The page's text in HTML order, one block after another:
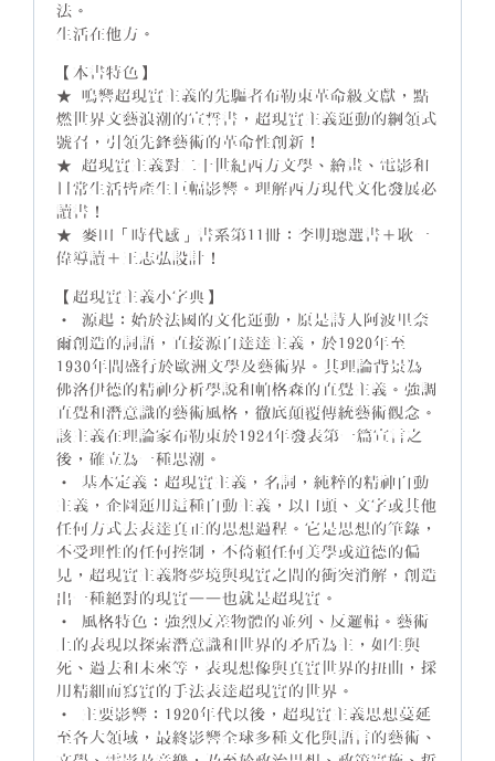
法。
生活在他方。
【本書特色】
★ 鳴響超現實主義的先驅者布勒東革命級文獻，點
燃世界文藝浪潮的宣誓書，超現實主義運動的綱領式
號召，引領先鋒藝術的革命性創新！
★ 超現實主義對二十世紀西方文學、繪畫、電影和
日常生活皆產生巨幅影響。理解西方現代文化發展必
讀書！
★ 麥田「時代感」書系第11冊：李明璁選書＋耿一
偉導讀＋王志弘設計！
【超現實主義小字典】
• 源起：始於法國的文化運動，原是詩人阿波里奈
爾創造的詞語，直接源自達達主義，於1920年至
1930年間盛行於歐洲文學及藝術界。其理論背景為
佛洛伊德的精神分析學說和帕格森的直覺主義。強調
直覺和潛意識的藝術風格，徹底顛覆傳統藝術觀念。
該主義在理論家布勒東於1924年發表第一篇宣言之
後，確立為一種思潮。
• 基本定義：超現實主義，名詞，純粹的精神自動
主義，企圖運用這種自動主義，以口頭、文字或其他
任何方式去表達真正的思想過程。它是思想的筆錄，
不受理性的任何控制，不倚賴任何美學或道德的偏
見，超現實主義將夢境與現實之間的衝突消解，創造
出一種絕對的現實——也就是超現實。
• 風格特色：強烈反差物體的並列、反邏輯。藝術
上的表現以探索潛意識和世界的矛盾為主，如生與
死、過去和未來等，表現想像與真實世界的扭曲，採
用精細而寫實的手法表達超現實的世界。
• 主要影響：1920年代以後，超現實主義思想蔓延
至各大領域，最終影響全球多種文化與語言的藝術、